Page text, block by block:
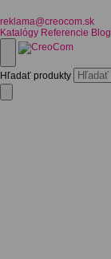
reklama@creocom.sk
Katalógy Referencie Blog
Hľadať produkty